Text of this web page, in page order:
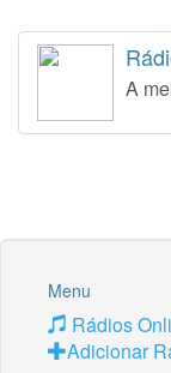
A
Menu
Rádios
Adicionar